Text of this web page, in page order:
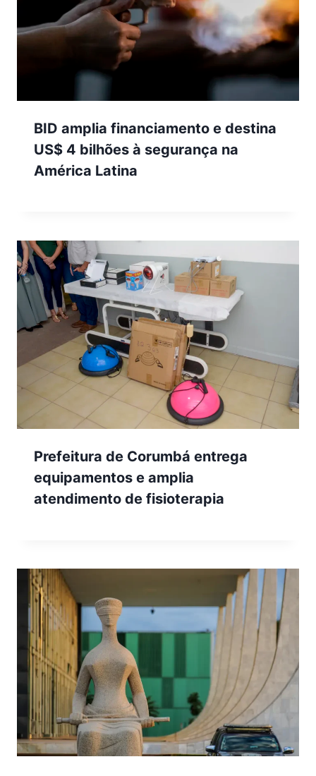
BID amplia financiamento e destina
US$ 4 bilhões à segurança na
América Latina
Prefeitura de Corumbá entrega
equipamentos e amplia
atendimento de fisioterapia